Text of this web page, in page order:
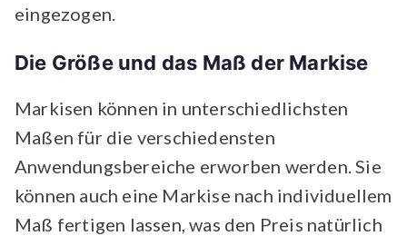
eingezogen.
Die Größe und das Maß der Markise
Markisen können in unterschiedlichsten
Maßen für die verschiedensten
Anwendungsbereiche erworben werden. Sie
können auch eine Markise nach individuellem
Maß fertigen lassen, was den Preis natürlich